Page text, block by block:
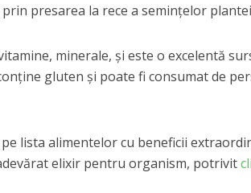
presarea la rece a seminţelor
minerale, şi este o excelentă
gluten şi poate fi consumat de
lista alimentelor cu beneficii
elixir pentru organism, potrivit